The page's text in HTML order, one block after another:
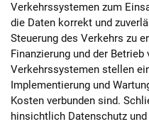
Verkehrssystemen zum
die Daten korrekt und
Steuerung des Verkehrs zu
Finanzierung und der
Verkehrssystemen stellen
Implementierung und
Kosten verbunden sind.
hinsichtlich Datenschutz